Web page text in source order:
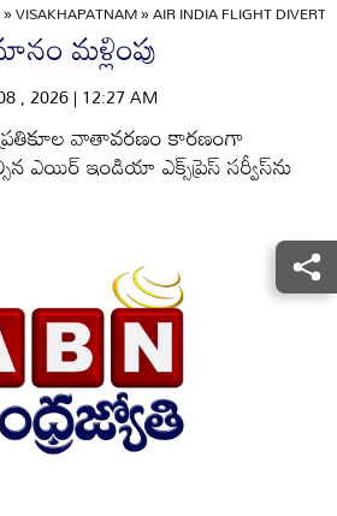
»VISAKHAPATNAM»AIR INDIA FLIGHT
మళ్లింపు
, 2026 | 12:27 AM
వాతావరణం కారణంగా
ఎయిర్‌ ఇండియా ఎక్స్‌ప్రెస్‌ సర్వీస్‌ను